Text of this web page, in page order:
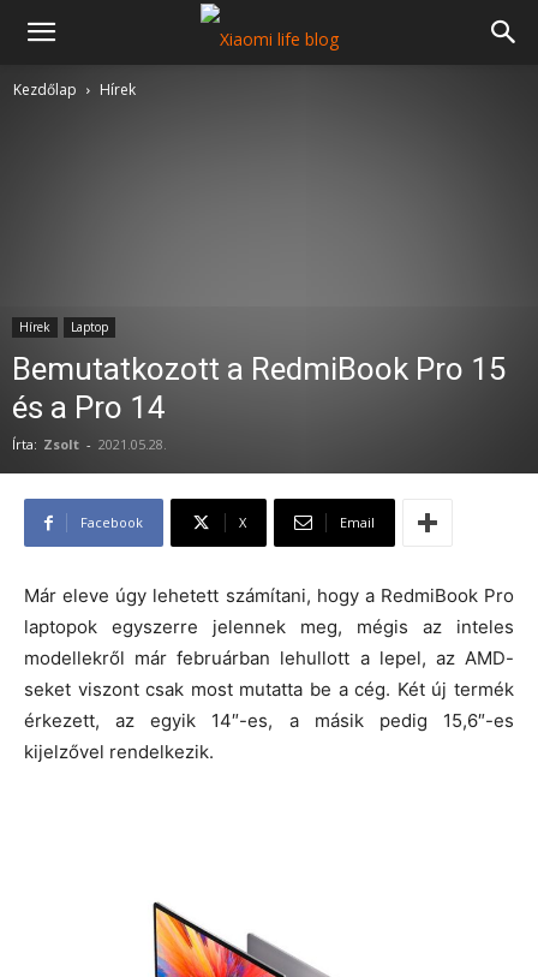
Kezdőlap Hírek
Hírek Laptop
Bemutatkozott a RedmiBook Pro 15
és a Pro 14
Írta: Zsolt - 2021.05.28.
Facebook X Email
Már eleve úgy lehetett számítani, hogy a RedmiBook Pro
laptopok egyszerre jelennek meg, mégis az inteles
modellekről már februárban lehullott a lepel, az AMD-
seket viszont csak most mutatta be a cég. Két új termék
érkezett, az egyik 14″-es, a másik pedig 15,6″-es
kijelzővel rendelkezik.